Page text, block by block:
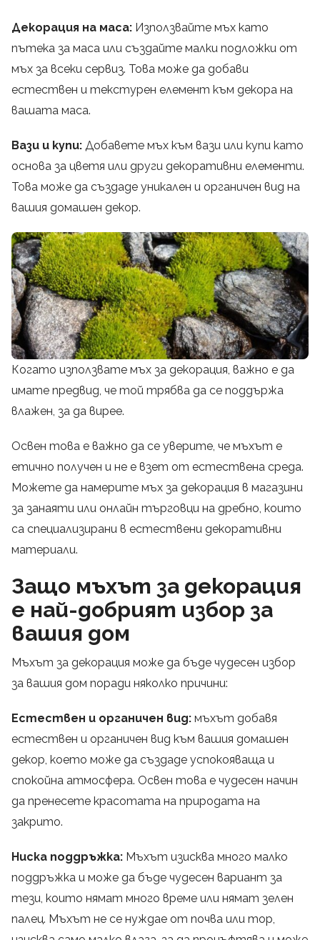
Декорация на маса: Използвайте мъх като
пътека за маса или създайте малки подложки от
мъх за всеки сервиз. Това може да добави
естествен и текстурен елемент към декора на
вашата маса.
Вази и купи: Добавете мъх към вази или купи като
основа за цветя или други декоративни елементи.
Това може да създаде уникален и органичен вид на
вашия домашен декор.
Когато използвате мъх за декорация, важно е да
имате предвид, че той трябва да се поддържа
влажен, за да вирее.
Освен това е важно да се уверите, че мъхът е
етично получен и не е взет от естествена среда.
Можете да намерите мъх за декорация в магазини
за занаяти или онлайн търговци на дребно, които
са специализирани в естествени декоративни
материали.
Защо мъхът за декорация
е най-добрият избор за
вашия дом
Мъхът за декорация може да бъде чудесен избор
за вашия дом поради няколко причини:
Естествен и органичен вид: мъхът добавя
естествен и органичен вид към вашия домашен
декор, което може да създаде успокояваща и
спокойна атмосфера. Освен това е чудесен начин
да пренесете красотата на природата на
закрито.
Ниска поддръжка: Мъхът изисква много малко
поддръжка и може да бъде чудесен вариант за
тези, които нямат много време или нямат зелен
палец. Мъхът не се нуждае от почва или тор,